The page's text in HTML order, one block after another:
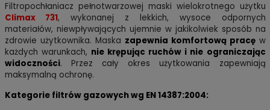
Filtropochłaniacz pełnotwarzowej maski wielokrotnego użytku
Climax 731, wykonanej z lekkich, wysoce odpornych
materiałów, niewpływających ujemnie w jakikolwiek sposób na
zdrowie użytkownika. Maska zapewnia komfortową pracęw
każdych warunkach, nie krępując ruchów i nie ograniczając
widoczności. Przez cały okres użytkowania zapewniają
maksymalną ochronę.
Kategorie filtrów gazowych wg EN 14387:2004: